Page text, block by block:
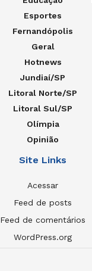
Esportes
Fernandópolis
Geral
Hotnews
Jundiaí/SP
Litoral Norte/SP
Litoral Sul/SP
Olímpia
Opinião
Site Links
Acessar
Feed de posts
Feed de comentários
WordPress.org